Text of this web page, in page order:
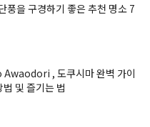
풍을 구경하기 좋은 추천 명소 7
, 도쿠시마 완벽 가이
및 즐기는 법